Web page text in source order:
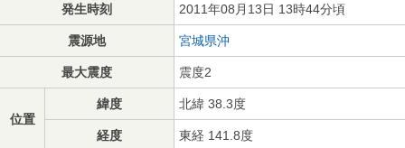
発生時刻 2011年08月13日 13時44分頃
震源地 宮城県沖
最大震度 震度2
位置
緯度 北緯 38.3度
経度 東経 141.8度